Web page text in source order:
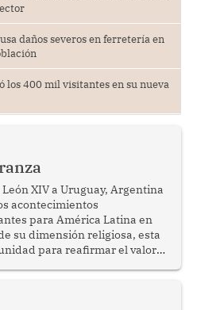
daños severos en ferretería en
los 400 mil visitantes en su nueva
XIV a Uruguay, Argentina
acontecimientos
para América Latina en
su dimensión religiosa, esta
para reafirmar el valor
de desarrollo, cohesión